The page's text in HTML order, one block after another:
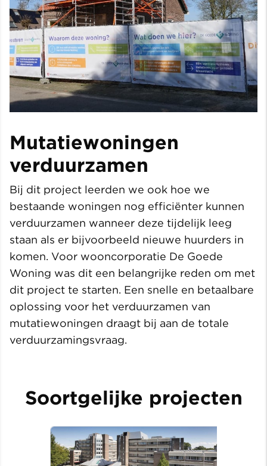
Mutatiewoningen
verduurzamen
Bij dit project leerden we ook hoe we
bestaande woningen nog efficiënter kunnen
verduurzamen wanneer deze tijdelijk leeg
staan als er bijvoorbeeld nieuwe huurders in
komen. Voor wooncorporatie De Goede
Woning was dit een belangrijke reden om met
dit project te starten. Een snelle en betaalbare
oplossing voor het verduurzamen van
mutatiewoningen draagt bij aan de totale
verduurzamingsvraag.
Soortgelijke projecten